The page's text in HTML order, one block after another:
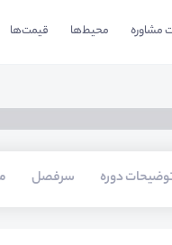
مشاوره محیط‌ها قیمت‌ها
دوره سرفصل